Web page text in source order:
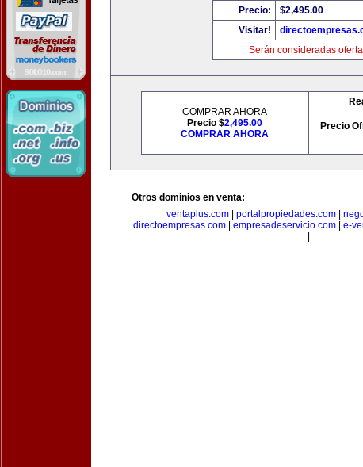
Precio:
$2,495.00
Visitar!
Serán consideradas
COMPRAR AHORA
Precio $2,495.00
COMPRAR AHORA
Precio
Otros dominios en venta:
ventaplus.com
portalpropiedades.com
directoempresas.com
empresadeservicio.com e-